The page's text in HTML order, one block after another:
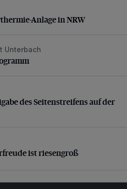
Anlage in NRW
Anlage in NRW
Unterbach
des Seitenstreifens auf der A3
des Seitenstreifens auf der
ist riesengroß
ist riesengroß